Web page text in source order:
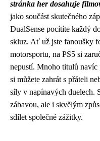
stránka her dosahuje
jako součást skutečného
DualSense pocítíte každý
skluz. Ať už jste fanoušky
motorsportu, na PS5 si
nepustí. Mnoho titulů
si můžete zahrát s přáteli
síly v napínavých duelech.
zábavou, ale i skvělým
sdílet společné zážitky.